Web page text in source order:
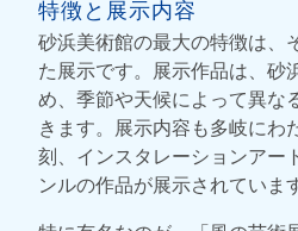
特徴と展示内容
砂浜美術館の最大の特徴は、
た展示です。展示作品は、砂
め、季節や天候によって異な
きます。展示内容も多岐にわ
刻、インスタレーションアー
ンルの作品が展示されています